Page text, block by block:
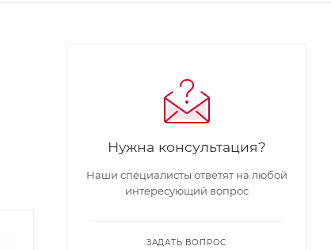
Нужна консультация?
Наши специалисты ответят на любой
интересующий вопрос
ЗАДАТЬ ВОПРОС